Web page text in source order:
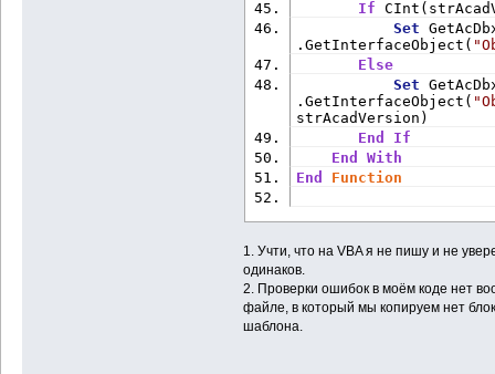
If
Set
.GetInterfaceObject(
Else
Set
.GetInterfaceObject(
strAcadVersion)
End
If
End
With
End
Function
1. Учти, что на VBA я не пишу и не
одинаков.
2. Проверки ошибок в моём коде нет
файле, в который мы копируем нет
шаблона.